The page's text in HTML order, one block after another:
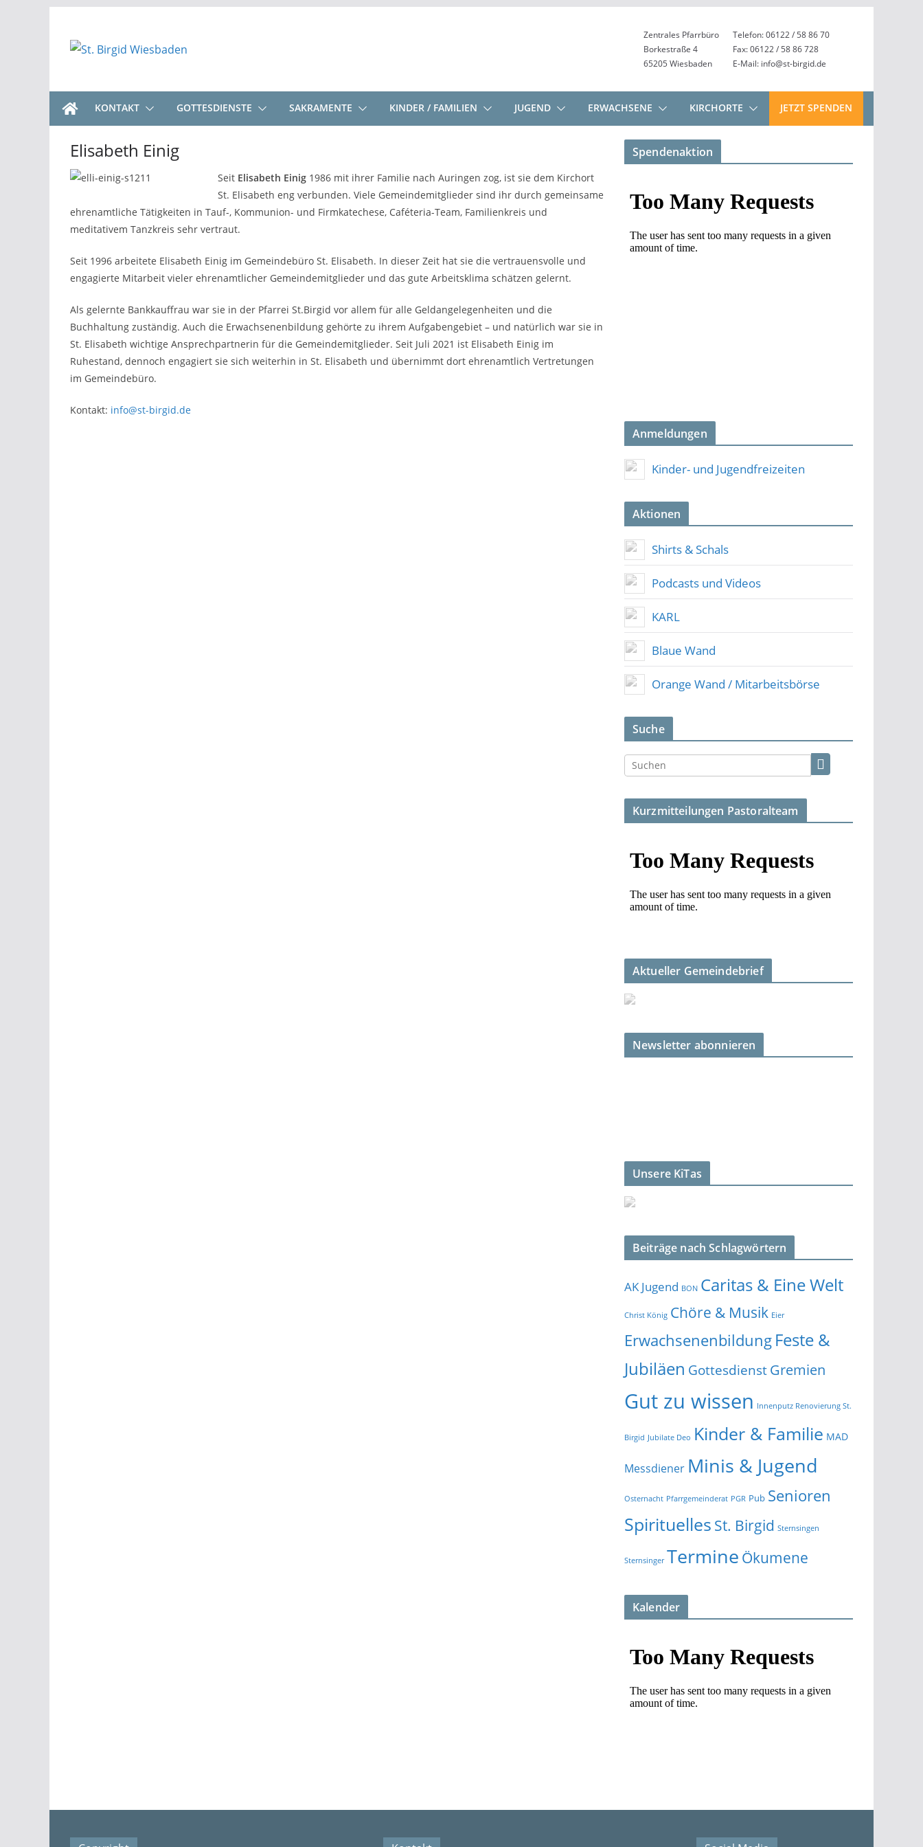
springen
Zentrales Pfarrbüro
Borkestraße 4
65205 Wiesbaden
Telefon: 06122 / 58 86 70
Fax: 06122 / 58 86 728
E-Mail: info@st-birgid.de
KONTAKT GOTTESDIENSTE SAKRAMENTE KINDER / FAMILIEN JUGEND ERWACHSENE KIRCHORTE JETZT SPENDEN
Elisabeth Einig
Seit Elisabeth Einig 1986 mit ihrer Familie nach Auringen zog, ist sie dem Kirchort
St. Elisabeth eng verbunden. Viele Gemeindemitglieder sind ihr durch gemeinsame
ehrenamtliche Tätigkeiten in Tauf-, Kommunion- und Firmkatechese, Caféteria-Team, Familienkreis und
meditativem Tanzkreis sehr vertraut.
Seit 1996 arbeitete Elisabeth Einig im Gemeindebüro St. Elisabeth. In dieser Zeit hat sie die vertrauensvolle und
engagierte Mitarbeit vieler ehrenamtlicher Gemeindemitglieder und das gute Arbeitsklima schätzen gelernt.
Als gelernte Bankkauffrau war sie in der Pfarrei St.Birgid vor allem für alle Geldangelegenheiten und die
Buchhaltung zuständig. Auch die Erwachsenenbildung gehörte zu ihrem Aufgabengebiet – und natürlich war sie in
St. Elisabeth wichtige Ansprechpartnerin für die Gemeindemitglieder. Seit Juli 2021 ist Elisabeth Einig im
Ruhestand, dennoch engagiert sie sich weiterhin in St. Elisabeth und übernimmt dort ehrenamtlich Vertretungen
im Gemeindebüro.
Kontakt: info@st-birgid.de
Spendenaktion
Anmeldungen
Kinder- und Jugendfreizeiten
Aktionen
Shirts & Schals
Podcasts und Videos
KARL
Blaue Wand
Orange Wand / Mitarbeitsbörse
Suche
Kurzmitteilungen Pastoralteam
Aktueller Gemeindebrief
Newsletter abonnieren
Unsere KiTas
Beiträge nach Schlagwörtern
AK Jugend BON Caritas & Eine Welt
Christ König Chöre & Musik Eier
Erwachsenenbildung Feste &
Jubiläen GottesdienstGremien
Gut zu wissen Innenputz Renovierung St.
Birgid Jubilate Deo Kinder & Familie MAD
Messdiener Minis & Jugend
Osternacht Pfarrgemeinderat PGR Pub Senioren
Spirituelles St. Birgid Sternsingen
Sternsinger Termine Ökumene
Kalender